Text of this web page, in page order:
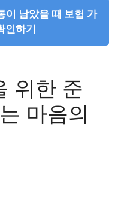
이 남았을 때 보험 가
인하기
위한 준
마음의